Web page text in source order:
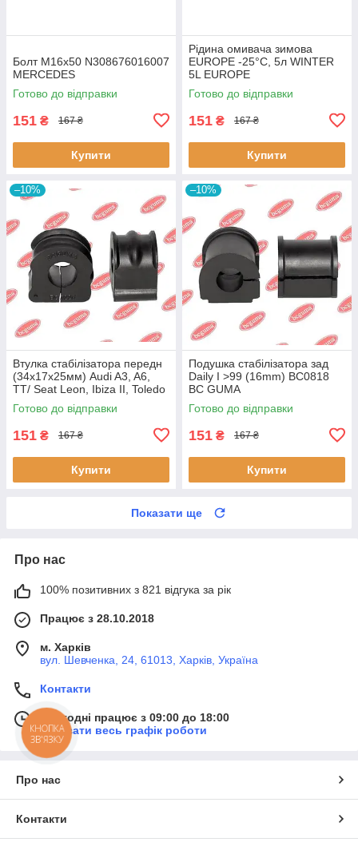
Болт M16x50 N308676016007
MERCEDES
Готово до відправки
151 ₴ 167 ₴
Купити
Рідина омивача зимова
EUROPE -25°C, 5л WINTER
5L EUROPE
Готово до відправки
151 ₴ 167 ₴
Купити
–10%
Втулка стабілізатора передн
(34х17х25мм) Audi A3, A6,
TT/ Seat Leon, Ibiza II, Toledo
II (BC0226) BCGUMA BC0226
BC GUMA
Готово до відправки
151 ₴ 167 ₴
Купити
–10%
Подушка стабілізатора зад
Daily I >99 (16mm) BC0818
BC GUMA
Готово до відправки
151 ₴ 167 ₴
Купити
Показати ще
Про нас
100% позитивних з 821 відгука за рік
Працює з 28.10.2018
м. Харків
вул. Шевченка, 24, 61013, Харків, Україна
Контакти
Сьогодні працює з 09:00 до 18:00
Показати весь графік роботи
Про нас
Контакти
КНОПКА
ЗВ'ЯЗКУ